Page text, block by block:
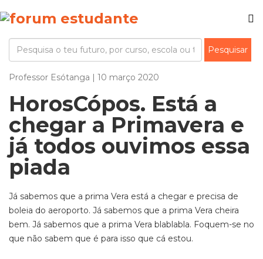
Professor Esótanga | 10 março 2020
HorosCópos. Está a
chegar a Primavera e
já todos ouvimos essa
piada
Já sabemos que a prima Vera está a chegar e precisa de
boleia do aeroporto. Já sabemos que a prima Vera cheira
bem. Já sabemos que a prima Vera blablabla. Foquem-se no
que não sabem que é para isso que cá estou.